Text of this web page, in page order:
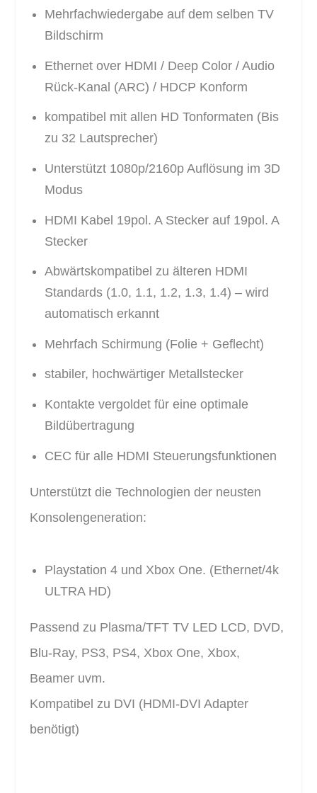
Mehrfachwiedergabe auf dem selben TV
Bildschirm
Ethernet over HDMI / Deep Color / Audio
Rück-Kanal (ARC) / HDCP Konform
kompatibel mit allen HD Tonformaten (Bis
zu 32 Lautsprecher)
Unterstützt 1080p/2160p Auflösung im 3D
Modus
HDMI Kabel 19pol. A Stecker auf 19pol. A
Stecker
Abwärtskompatibel zu älteren HDMI
Standards (1.0, 1.1, 1.2, 1.3, 1.4) – wird
automatisch erkannt
Mehrfach Schirmung (Folie + Geflecht)
stabiler, hochwärtiger Metallstecker
Kontakte vergoldet für eine optimale
Bildübertragung
CEC für alle HDMI Steuerungsfunktionen
Unterstützt die Technologien der neusten
Konsolengeneration:
Playstation 4 und Xbox One. (Ethernet/4k
ULTRA HD)
Passend zu Plasma/TFT TV LED LCD, DVD,
Blu-Ray, PS3, PS4, Xbox One, Xbox,
Beamer uvm.
Kompatibel zu DVI (HDMI-DVI Adapter
benötigt)